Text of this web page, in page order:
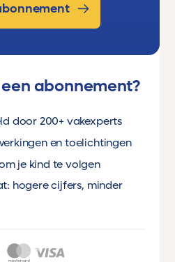
abonnement?
door 200+ vakexperts
en toelichtingen
je kind te volgen
hogere cijfers, minder